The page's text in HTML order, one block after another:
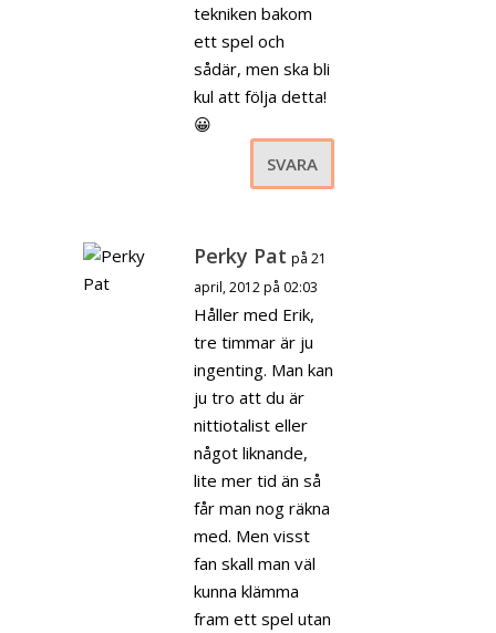
tekniken bakom
ett spel och
sådär, men ska bli
kul att följa detta!
😀
SVARA
Perky Pat på 21
april, 2012 på 02:03
Håller med Erik,
tre timmar är ju
ingenting. Man kan
ju tro att du är
nittiotalist eller
något liknande,
lite mer tid än så
får man nog räkna
med. Men visst
fan skall man väl
kunna klämma
fram ett spel utan